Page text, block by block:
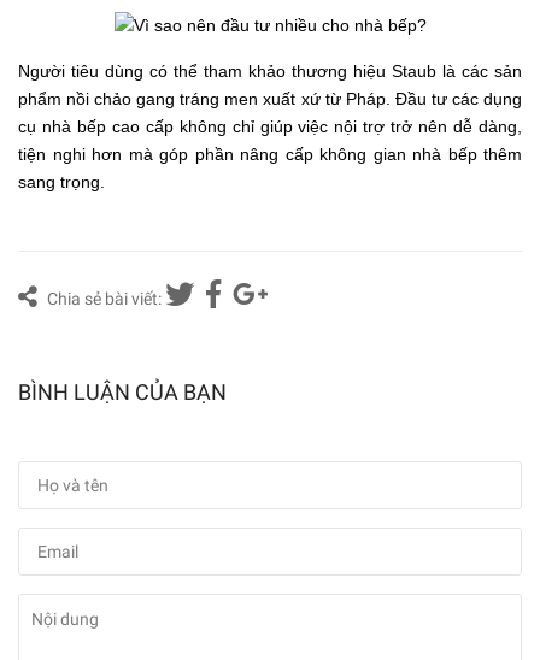
Người tiêu dùng có thể tham khảo thương hiệu Staub là các sản
phẩm nồi chảo gang tráng men xuất xứ từ Pháp. Đầu tư các dụng
cụ nhà bếp cao cấp không chỉ giúp việc nội trợ trở nên dễ dàng,
tiện nghi hơn mà góp phần nâng cấp không gian nhà bếp thêm
sang trọng.
Chia sẻ bài viết:
BÌNH LUẬN CỦA BẠN